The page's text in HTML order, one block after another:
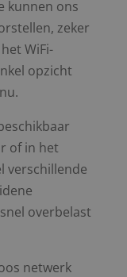
kunnen ons
zeker
WiFi-
opzicht
of in het
verschillende
overbelast
netwerk